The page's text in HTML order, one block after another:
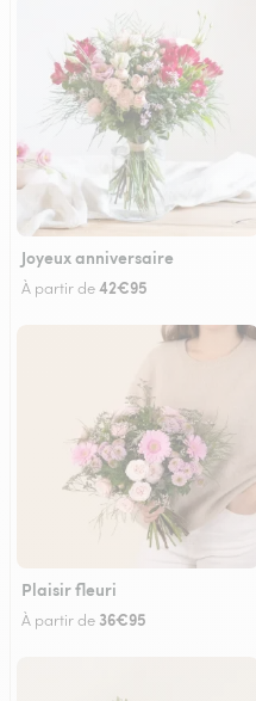
Joyeux anniversaire
À partir de42€95
Plaisir fleuri
À partir de 36€95